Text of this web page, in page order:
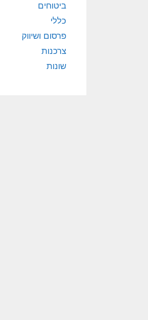
ביטוחים
כללי
פרסום ושיווק
צרכנות
שונות